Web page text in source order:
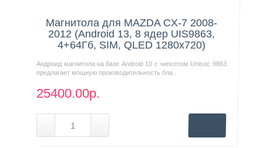
Магнитола для MAZDA CX-7 2008-
2012 (Android 13, 8 ядер UIS9863,
4+64Гб, SIM, QLED 1280x720)
Андроид магнитола на базе Android 10 с чипсетом Unisoc 9863
предлагает мощную производительность бла..
25400.00р.